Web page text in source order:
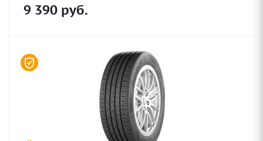
9 390 руб.